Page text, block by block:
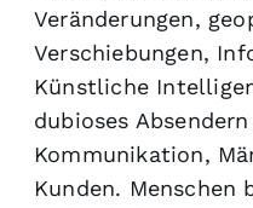
Veränderungen,
Verschiebungen,
Künstliche
dubioses
Kommunikation,
Kunden. Menschen